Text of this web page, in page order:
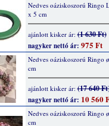
Nedves oáziskoszorú Ringo
x 5 cm
ajánlott kisker ár:(1 630 Ft)
nagyker nettó ár: 975 Ft
Nedves oáziskoszorú Ringo
cm
ajánlott kisker ár:(17 640
nagyker nettó ár: 10 560
Nedves oáziskoszorú Ringo
cm